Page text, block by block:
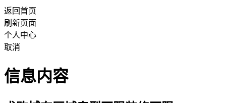
返回首页
刷新页面
个人中心
取消
信息内容